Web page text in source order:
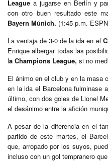
League a jugarse en Berlín y
con otro buen resultado este
Bayern Múnich. (1:45 p.m.
La ventaja de 3-0 de la ida en el
Enrique albergar todas las
la Champions League, si no
El ánimo en el club y en la masa
en la ida el Barcelona fulminase
último, con dos goles de Lionel
el desánimo entre la afición
A pesar de la diferencia en el
partido de este martes, el
que, arropado por los suyos,
incluso con un gol tempranero